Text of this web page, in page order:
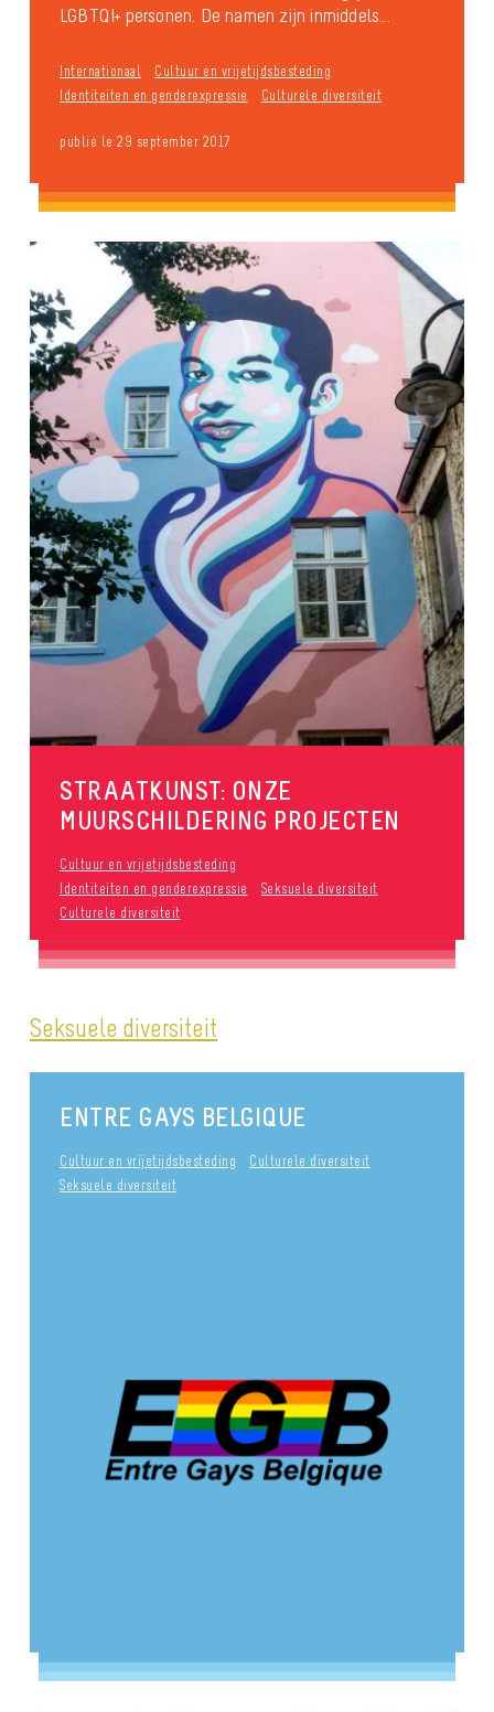
LGBTQI+ personen. De namen zijn inmiddels...
Internationaal
Cultuur en vrijetijdsbesteding
Identiteiten en genderexpressie
Culturele diversiteit
publié le 29 september 2017
STRAATKUNST: ONZE
MUURSCHILDERING PROJECTEN
Cultuur en vrijetijdsbesteding
Identiteiten en genderexpressie
Seksuele diversiteit
Culturele diversiteit
Seksuele diversiteit
ENTRE GAYS BELGIQUE
Cultuur en vrijetijdsbesteding
Culturele diversiteit
Seksuele diversiteit